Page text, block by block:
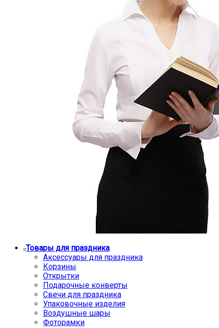
Товары для праздника
Аксессуары для праздника
Корзины
Открытки
Подарочные конверты
Свечи для праздника
Упаковочные изделия
Воздушные шары
Фоторамки